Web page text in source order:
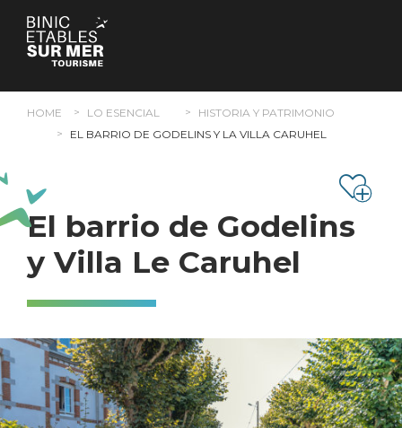
Panel de gestión de cookies
HOME LO ESENCIAL
HISTORIA Y PATRIMONIO
EL BARRIO DE GODELINS Y LA VILLA CARUHEL
El barrio de Godelins
y Villa Le Caruhel